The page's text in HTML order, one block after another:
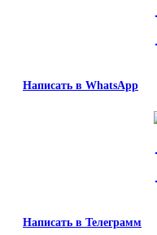
Написать в WhatsApp
Написать в Телеграмм